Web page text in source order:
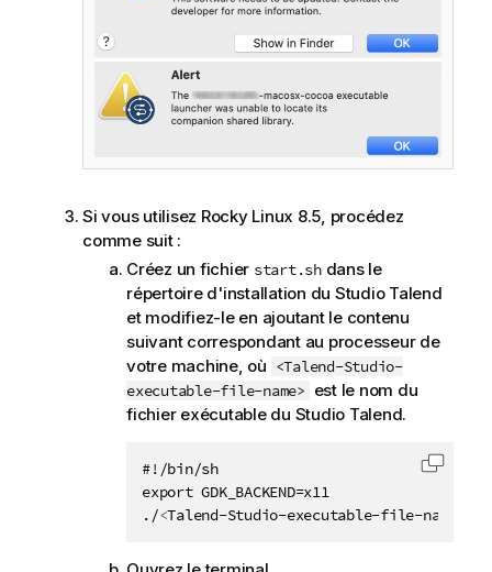
Si vous utilisez Rocky Linux 8.5, procédez
comme suit :
Créez un fichier start.shdans le
répertoire d'installation du Studio Talend
et modifiez-le en ajoutant le contenu
suivant correspondant au processeur de
votre machine, où <Talend-Studio-
executable-file-name> est le nom du
fichier exécutable du Studio Talend.
#!/bin/sh
export GDK_BACKEND=x11
./<Talend-Studio-executable-file-name
Copier